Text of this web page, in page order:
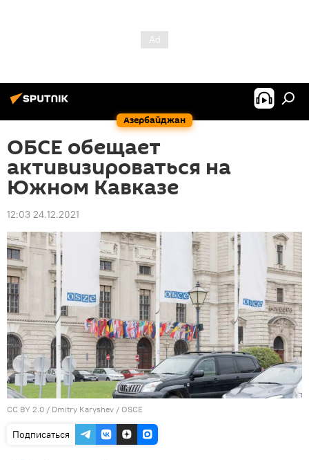
Азербайджан
ОБСЕ обещает
активизироваться на
Южном Кавказе
12:03 24.12.2021
CC BY 2.0 / Dmitry Karyshev / OSCE
Подписаться